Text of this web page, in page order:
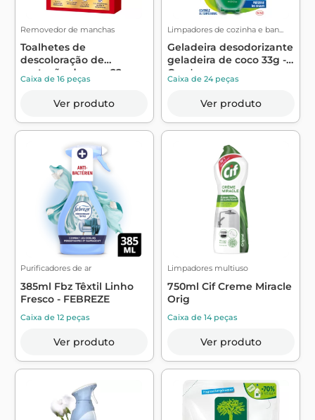
Removedor de manchas
Toalhetes de
descoloração de
proteção de cor x22 -
DE...
Caixa de 16 peças
Ver produto
Limpadores de cozinha e ban...
Geladeira desodorizante
geladeira de coco 33g -
Croc'...
Caixa de 24 peças
Ver produto
Purificadores de ar
385ml Fbz Têxtil Linho
Fresco - FEBREZE
Caixa de 12 peças
Ver produto
Limpadores multiuso
750ml Cif Creme Miracle
Orig
Caixa de 14 peças
Ver produto